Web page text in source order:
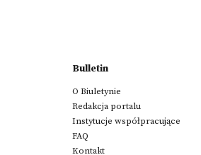
Bulletin
O Biuletynie
Redakcja portalu
Instytucje współpracujące
FAQ
Kontakt